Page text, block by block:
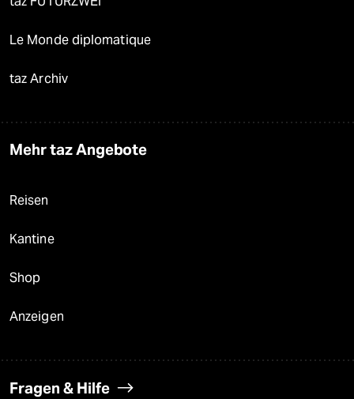
Le Monde diplomatique
taz Archiv
Mehr taz Angebote
Reisen
Kantine
Shop
Anzeigen
Fragen & Hilfe